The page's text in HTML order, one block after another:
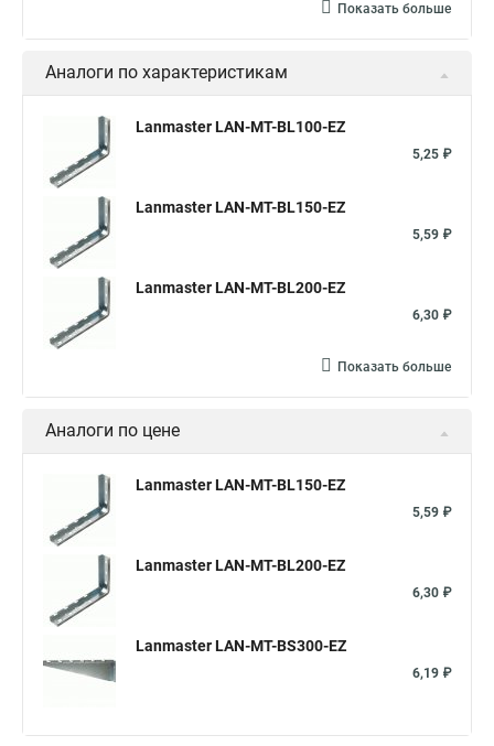
Показать больше
Аналоги по характеристикам
Lanmaster LAN-MT-BL100-EZ
5,25 ₽
Lanmaster LAN-MT-BL150-EZ
5,59 ₽
Lanmaster LAN-MT-BL200-EZ
6,30 ₽
Показать больше
Аналоги по цене
Lanmaster LAN-MT-BL150-EZ
5,59 ₽
Lanmaster LAN-MT-BL200-EZ
6,30 ₽
Lanmaster LAN-MT-BS300-EZ
6,19 ₽